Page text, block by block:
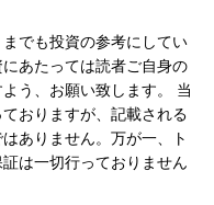
でも投資の参考にしてい
あたっては読者ご自身の
う、お願い致します。 当
おりますが、記載される
ありません。万が一、ト
は一切行っておりません